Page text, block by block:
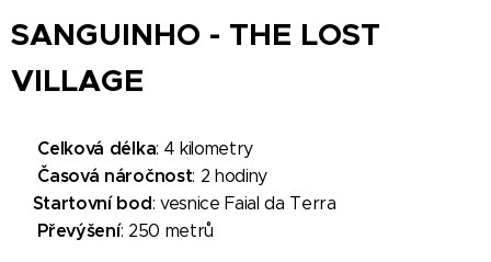
SANGUINHO - THE LOST
VILLAGE
Celková délka: 4 kilometry
Časová náročnost: 2 hodiny
Startovní bod: vesnice Faial da Terra
Převýšení: 250 metrů